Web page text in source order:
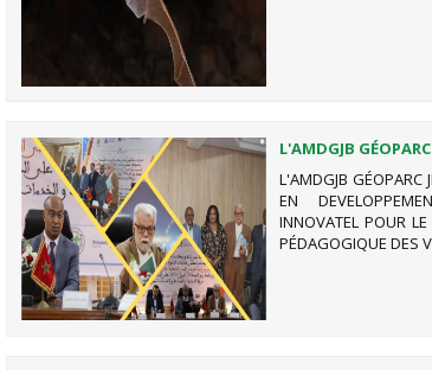
L'AMDGJB
EXPERTISE EN
TERRITORIAL À
EDITION DU SALON
INTELLIGENTES
2024
L'AMDGJB GÉOPARC
EN
INNOVATEL POUR
PÉDAGOGIQUE DES